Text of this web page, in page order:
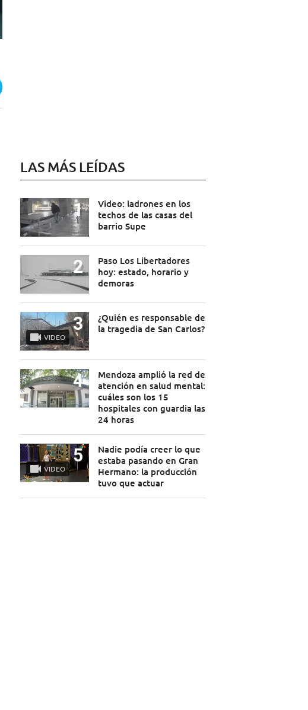
LAS MÁS LEÍDAS
Video: ladrones en los
techos de las casas del
barrio Supe
Paso Los Libertadores
hoy: estado, horario y
demoras
VIDEO
¿Quién es responsable de
la tragedia de San Carlos?
Mendoza amplió la red de
atención en salud mental:
cuáles son los 15
hospitales con guardia las
24 horas
VIDEO
Nadie podía creer lo que
estaba pasando en Gran
Hermano: la producción
tuvo que actuar